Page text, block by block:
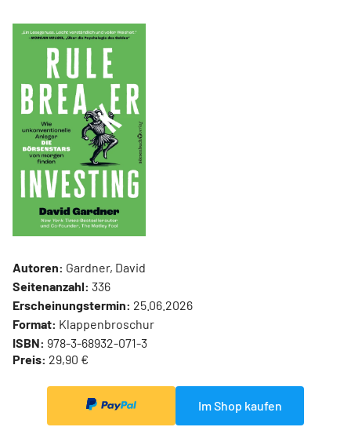
Autoren: Gardner, David
Seitenanzahl: 336
Erscheinungstermin: 25.06.2026
Format: Klappenbroschur
ISBN: 978-3-68932-071-3
Preis: 29,90 €
Im Shop kaufen